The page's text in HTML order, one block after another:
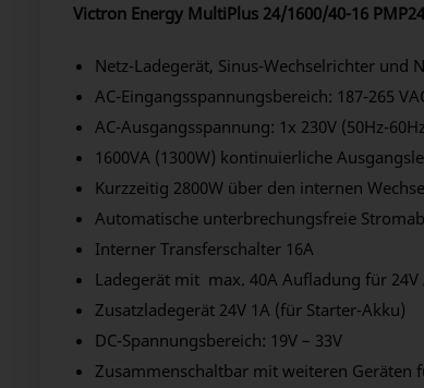
Victron Energy MultiPlus 24/1600/40-16
Netz-Ladegerät, Sinus-Wechselrichter und
AC-Eingangsspannungsbereich: 187-265
AC-Ausgangsspannung: 1x 230V (50Hz-
1600VA (1300W) kontinuierliche
Kurzzeitig 2800W über den internen
Automatische unterbrechungsfreie
Interner Transferschalter 16A
Ladegerät mit max. 40A Aufladung für
Zusatzladegerät 24V 1A (für Starter-Akku)
DC-Spannungsbereich: 19V – 33V
Zusammenschaltbar mit weiteren Geräten